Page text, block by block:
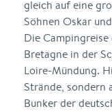
gleich auf eine
Söhnen Oskar
Die
Bretagne in der
Loire-Mündung.
Strände, sondern
Bunker der